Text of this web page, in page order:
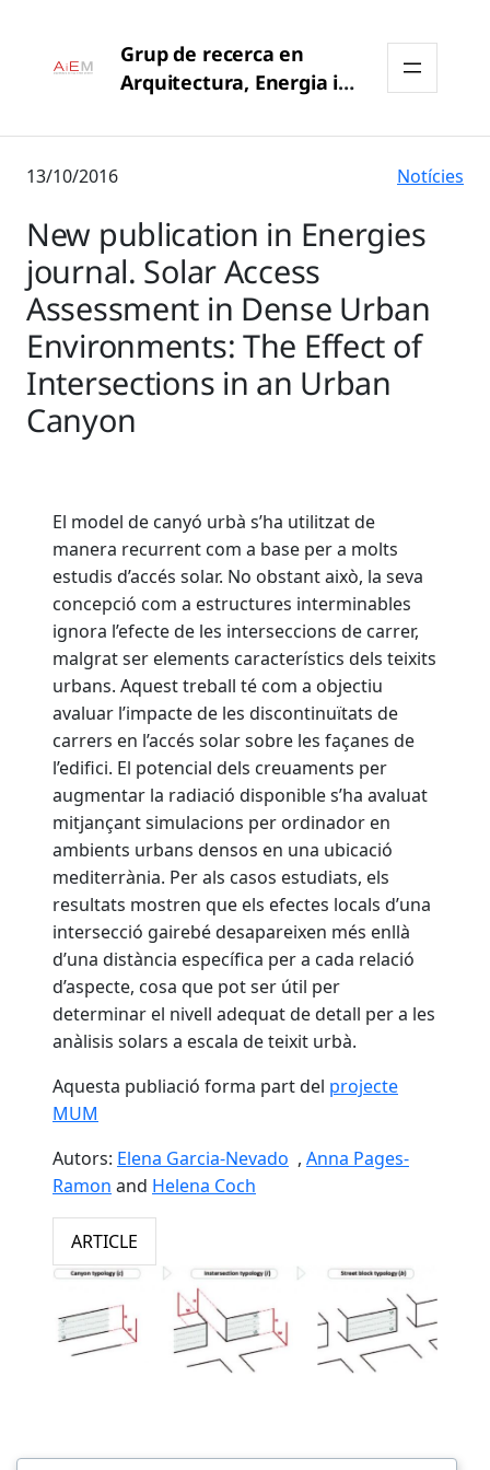
Grup de recerca en
Arquitectura, Energia i
UPC)
13/10/2016 Notícies
New publication in Energies
journal. Solar Access
Assessment in Dense Urban
Environments: The Effect of
Intersections in an Urban
Canyon
El model de canyó urbà s’ha utilitzat de
manera recurrent com a base per a molts
estudis d’accés solar. No obstant això, la seva
concepció com a estructures interminables
ignora l’efecte de les interseccions de carrer,
malgrat ser elements característics dels teixits
urbans. Aquest treball té com a objectiu
avaluar l’impacte de les discontinuïtats de
carrers en l’accés solar sobre les façanes de
l’edifici. El potencial dels creuaments per
augmentar la radiació disponible s’ha avaluat
mitjançant simulacions per ordinador en
ambients urbans densos en una ubicació
mediterrània. Per als casos estudiats, els
resultats mostren que els efectes locals d’una
intersecció gairebé desapareixen més enllà
d’una distància específica per a cada relació
d’aspecte, cosa que pot ser útil per
determinar el nivell adequat de detall per a les
anàlisis solars a escala de teixit urbà.
Aquesta publiació forma part del projecte
MUM
Autors: Elena Garcia-Nevado , Anna Pages-
Ramon and Helena Coch
ARTICLE